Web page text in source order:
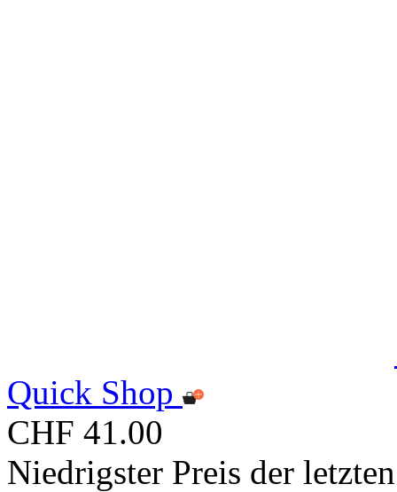
Quick Shop
CHF 41.00
Niedrigster Preis der